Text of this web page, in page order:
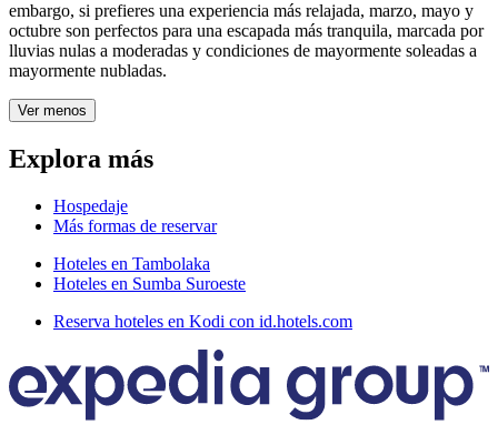
embargo, si prefieres una experiencia más relajada, marzo, mayo y
octubre son perfectos para una escapada más tranquila, marcada por
lluvias nulas a moderadas y condiciones de mayormente soleadas a
mayormente nubladas.
Ver menos
Explora más
Hospedaje
Más formas de reservar
Hoteles en Tambolaka
Hoteles en Sumba Suroeste
Reserva hoteles en Kodi con id.hotels.com